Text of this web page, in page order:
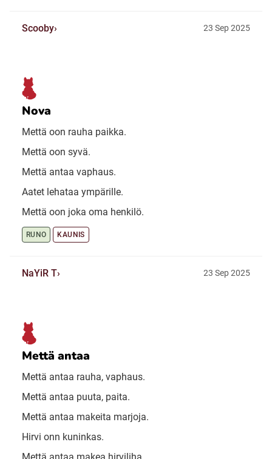
Scooby 23 Sep 2025
Nova
Mettä oon rauha paikka.
Mettä oon syvä.
Mettä antaa vaphaus.
Aatet lehataa ympärille.
Mettä oon joka oma henkilö.
RUNO KAUNIS
NaYiR T 23 Sep 2025
Mettä antaa
Mettä antaa rauha, vaphaus.
Mettä antaa puuta, paita.
Mettä antaa makeita marjoja.
Hirvi onn kuninkas.